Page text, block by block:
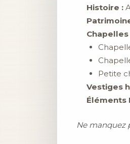
Histoire :
Petite
Vestiges
Éléments
Ne manquez